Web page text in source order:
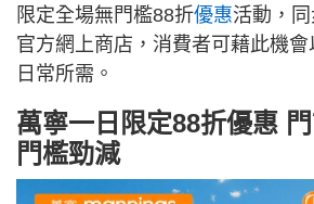
限定全場無門檻88折優惠活動，
官方網上商店，消費者可藉此機
日常所需。
萬寧一日限定88折優惠
門檻勁減